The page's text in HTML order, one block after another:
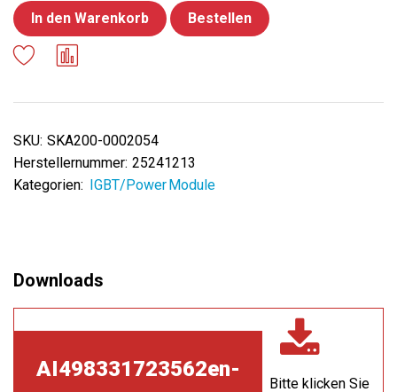
In den Warenkorb Bestellen
SKU: SKA200-0002054
Herstellernummer: 25241213
Kategorien: IGBT/Power Module
AI498331723562en-
Bitte klicken Sie